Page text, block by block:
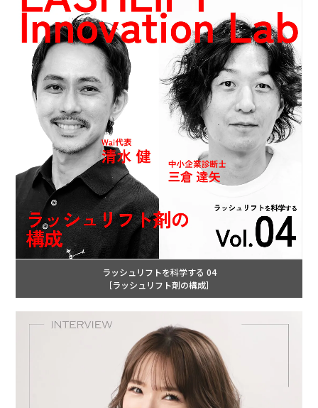
ラッシュリフトを科学する 04
［ラッシュリフト剤の構成］